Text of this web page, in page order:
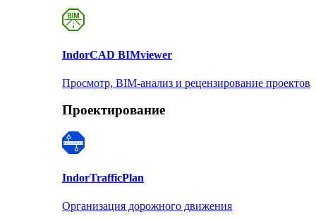
IndorCAD BIMviewer
Просмотр, BIM-анализ и рецензирование проектов
Проектирование
IndorTrafficPlan
Организация дорожного движения